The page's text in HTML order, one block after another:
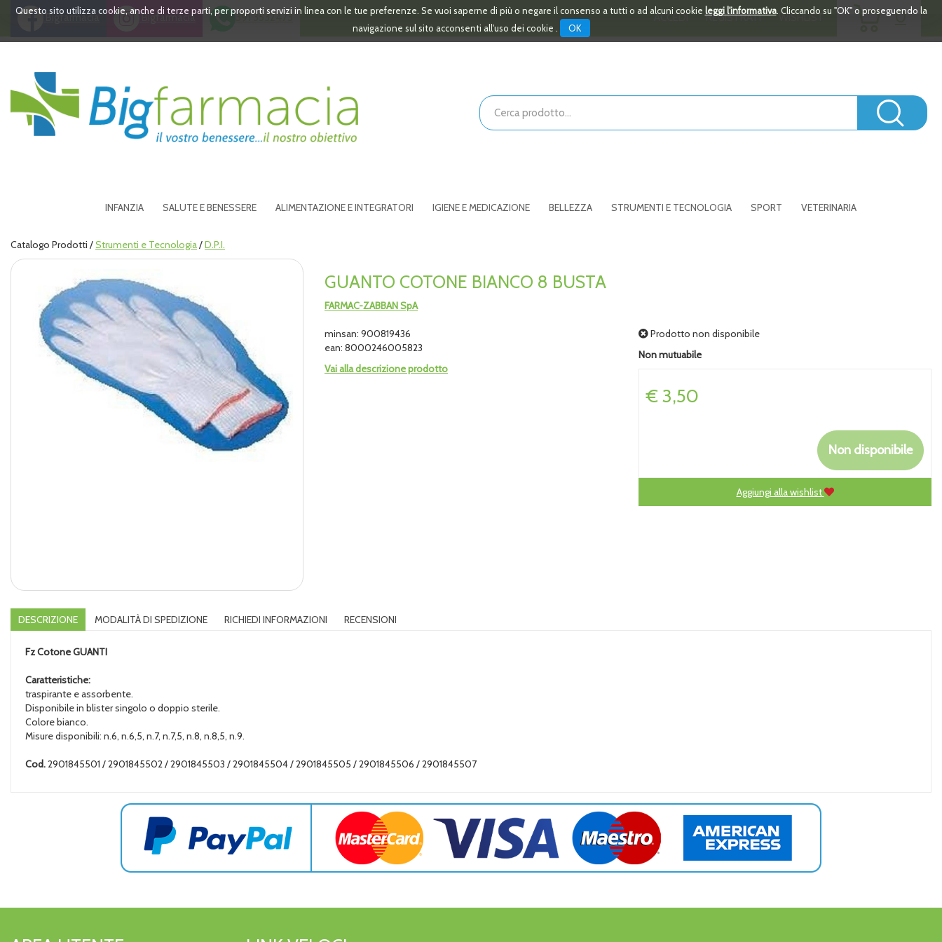
PassaQuesto sito utilizza cookie, anche di terze parti, per proporti servizi in linea con le tue preferenze. Se vuoi saperne di più o negare il consenso a tutti o ad alcuni cookie leggi l'informativa. Cliccando su "OK" o proseguendo la
navigazione sul sito acconsenti all'uso dei cookie .
OK
Bigfarmacia Bigfarmacia 391 3532473 ACCEDI REGISTRATI WISHLIST 0
ARTICOLI
Bigfarmacia
Cerca
Prodotto
INFANZIA SALUTE E BENESSERE ALIMENTAZIONE E INTEGRATORI IGIENE E MEDICAZIONE BELLEZZA STRUMENTI E TECNOLOGIA SPORT VETERINARIA
Catalogo Prodotti /Strumenti e Tecnologia/D.P.I.
GUANTO COTONE BIANCO 8 BUSTA
FARMAC-ZABBAN SpA
minsan: 900819436
ean: 8000246005823
Vai alla descrizione prodotto
Prodotto non disponibile
Non mutuabile
Prezzo
€ 3,50
Non disponibile
Aggiungi alla wishlist
DESCRIZIONE MODALITÀ DI SPEDIZIONE RICHIEDI INFORMAZIONI RECENSIONI
Fz CotoneGUANTI
Caratteristiche:
traspirante e assorbente.
Disponibile in blister singolo o doppio sterile.
Colore bianco.
Misure disponibili: n.6, n.6,5, n.7, n.7,5, n.8, n.8,5, n.9.
Cod.2901845501 / 2901845502 / 2901845503 / 2901845504 / 2901845505 / 2901845506 / 2901845507